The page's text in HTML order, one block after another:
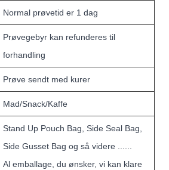
Normal prøvetid er 1 dag
Prøvegebyr kan refunderes til
forhandling
Prøve sendt med kurer
Mad/Snack/Kaffe
Stand Up Pouch Bag, Side Seal Bag,
Side Gusset Bag og så videre ......
Al emballage, du ønsker, vi kan klare